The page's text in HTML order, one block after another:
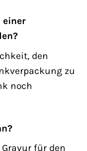
einer
den
zu
noch
für den